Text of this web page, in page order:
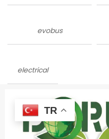
evobus
electrical